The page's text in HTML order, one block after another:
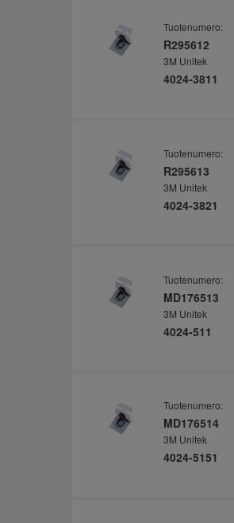
Tuotenumero:
R295612
3M Unitek
4024-3811
Tuotenumero:
R295613
3M Unitek
4024-3821
Tuotenumero:
MD176513
3M Unitek
4024-511
Tuotenumero:
MD176514
3M Unitek
4024-5151